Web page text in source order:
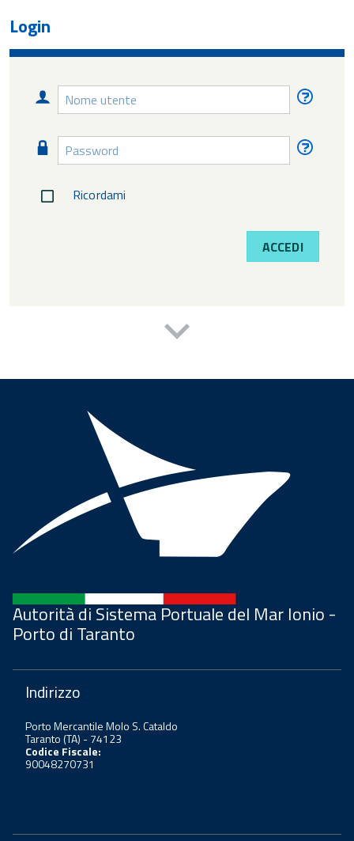
Login
Nome
utente
Password
Ricordami
ACCEDI
Autorità di Sistema Portuale del Mar Ionio -
Porto di Taranto
Indirizzo
Porto Mercantile Molo S. Cataldo
Taranto (TA) - 74123
Codice Fiscale:
90048270731